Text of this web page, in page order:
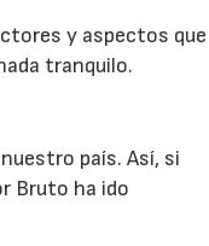
y aspectos que
tranquilo.
país. Así, si
Bruto ha ido